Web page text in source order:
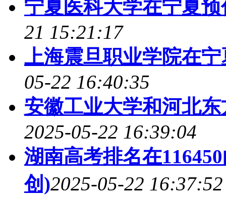
宁夏医科大学在宁夏
21 15:21:17
上海震旦职业学院在
05-22 16:40:35
安徽工业大学和河北
2025-05-22 16:39:04
湖南高考排名在
创)2025-05-22 16:37:52